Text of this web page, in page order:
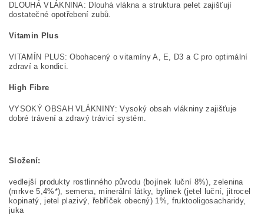
DLOUHÁ VLÁKNINA: Dlouhá vlákna a struktura pelet zajišťují
dostatečné opotřebení zubů.
Vitamin Plus
VITAMÍN PLUS: Obohacený o vitamíny A, E, D3 a C pro optimální
zdraví a kondici.
High Fibre
VYSOKÝ OBSAH VLÁKNINY: Vysoký obsah vlákniny zajišťuje
dobré trávení a zdravý trávicí systém.
Složení:
vedlejší produkty rostlinného původu (bojínek luční 8%), zelenina
(mrkve 5,4%*), semena, minerální látky, bylinek (jetel luční, jitrocel
kopinatý, jetel plazivý, řebříček obecný) 1%, fruktooligosacharidy,
juka